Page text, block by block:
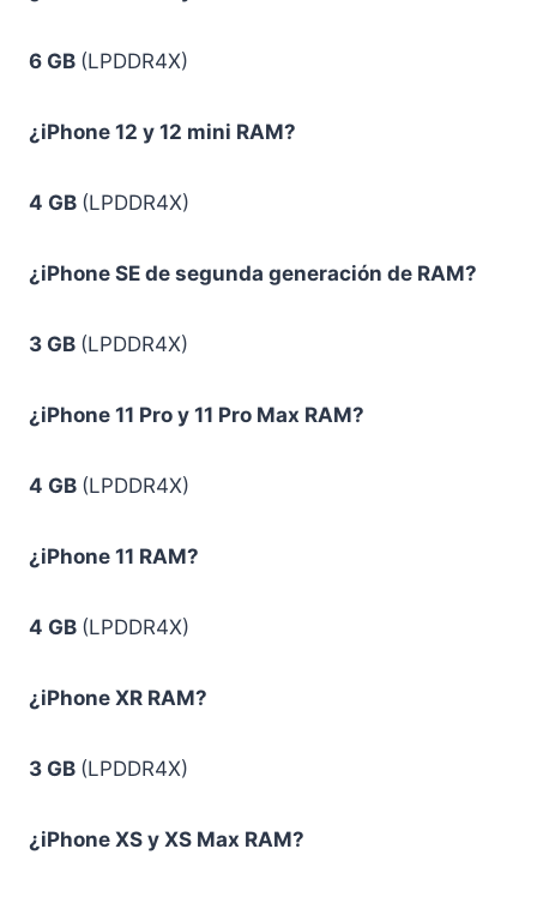
6 GB (LPDDR4X)
¿iPhone 12 y 12 mini RAM?
4 GB (LPDDR4X)
¿iPhone SE de segunda generación de RAM?
3 GB (LPDDR4X)
¿iPhone 11 Pro y 11 Pro Max RAM?
4 GB (LPDDR4X)
¿iPhone 11 RAM?
4 GB (LPDDR4X)
¿iPhone XR RAM?
3 GB (LPDDR4X)
¿iPhone XS y XS Max RAM?